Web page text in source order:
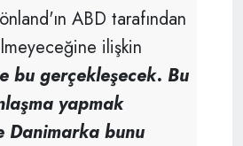
ABD tarafından
ilişkin
bu gerçekleşecek. Bu
yapmak
Danimarka bunu